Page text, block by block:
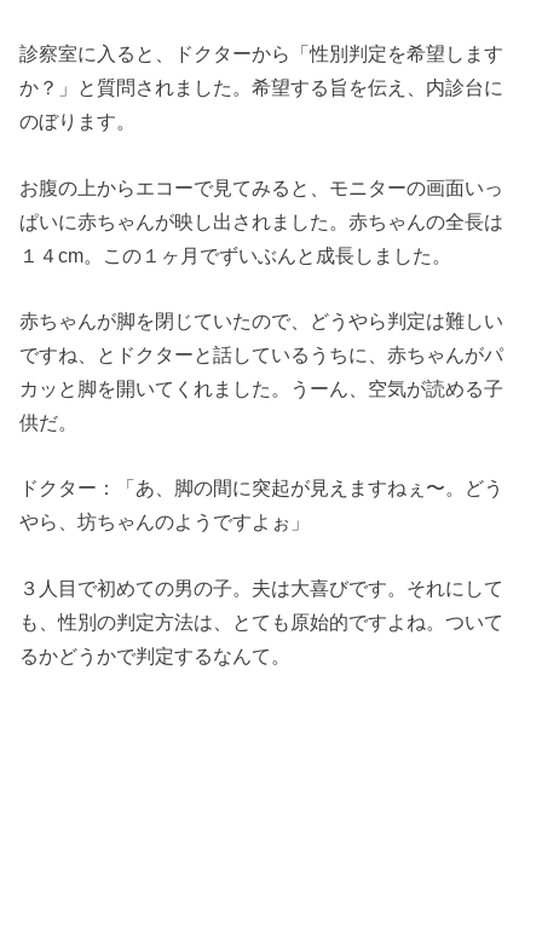
診察室に入ると、ドクターから「性別判定を希望します
か？」と質問されました。希望する旨を伝え、内診台に
のぼります。
お腹の上からエコーで見てみると、モニターの画面いっ
ぱいに赤ちゃんが映し出されました。赤ちゃんの全長は
１４cm。この１ヶ月でずいぶんと成長しました。
赤ちゃんが脚を閉じていたので、どうやら判定は難しい
ですね、とドクターと話しているうちに、赤ちゃんがパ
カッと脚を開いてくれました。うーん、空気が読める子
供だ。
ドクター：「あ、脚の間に突起が見えますねぇ〜。どう
やら、坊ちゃんのようですよぉ」
３人目で初めての男の子。夫は大喜びです。それにして
も、性別の判定方法は、とても原始的ですよね。ついて
るかどうかで判定するなんて。